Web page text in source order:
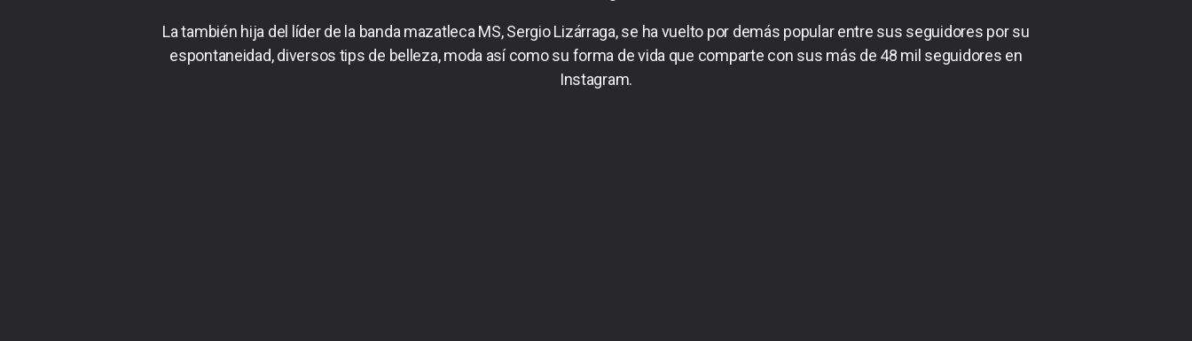
La también hija del líder de la banda mazatleca MS, Sergio Lizárraga, se ha vuelto por demás popular entre sus seguidores por su
espontaneidad, diversos tips de belleza, moda así como su forma de vida que comparte con sus más de 48 mil seguidores en
Instagram.